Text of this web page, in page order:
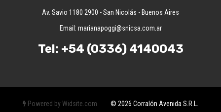
Av. Savio 1180 2900 - San Nicolás - Buenos Aires
Email: marianapoggi@snicsa.com.ar
Tel: +54 (0336) 4140043
Powered by Widsite.com © 2026 Corralón Avenida S.R.L.